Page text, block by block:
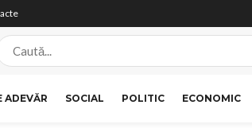
ADEVĂR SOCIAL POLITIC ECONOMIC